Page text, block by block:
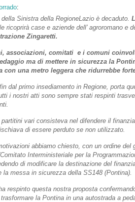
:
Sinistra della RegioneLazio è decaduto.
ricoprirà case e aziende dell’ agroromano e
Zingaretti.
associazioni, comitati e i comuni
ma di mettere in sicurezza la
con una metro leggera che ridurrebbe
dal primo insediamento in Regione, porta
i nostri atti sono sempre stati respinti
vari consisteva nel difendere il
di essere perduto se non utilizzato.
abbiamo chiesto, con un ordine del
Interministeriale per la
di modificare la destinazione del
la messa in sicurezza della SS148 (Pontina).
respinto questa nostra proposta
la Pontina in una autostrada a